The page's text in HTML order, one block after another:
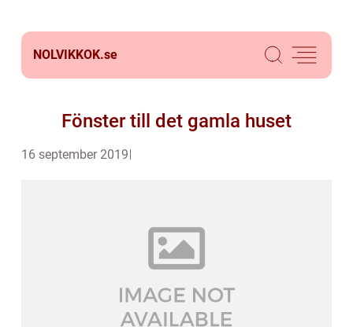
NOLVIKKOK.se
Fönster till det gamla huset
16 september 2019